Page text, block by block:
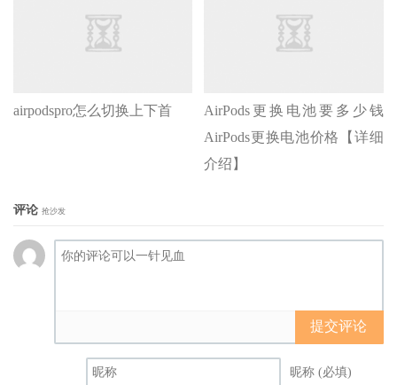
airpodspro怎么切换上下首
AirPods更换电池要多少钱
AirPods更换电池价格【详细
介绍】
评论 抢沙发
提交评论
昵称 (必填)